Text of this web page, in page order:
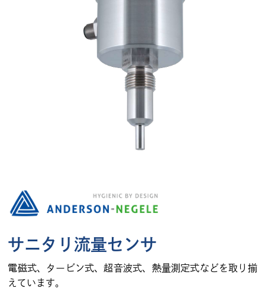
サニタリ流量センサ
電磁式、タービン式、超音波式、熱量測定式などを取り揃
えています。